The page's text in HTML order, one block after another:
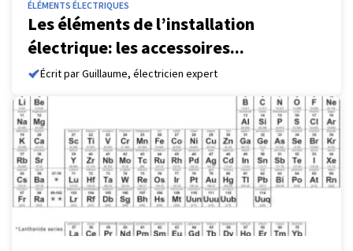
ÉLÉMENTS ÉLECTRIQUES
Les éléments de l’installation
électrique: les accessoires...
Écrit par Guillaume, électricien expert